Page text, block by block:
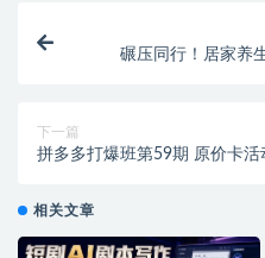
碾压同行！居家养
下一篇
拼多多打爆班第59期 原价卡活
相关文章